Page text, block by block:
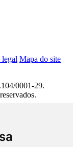
legal Mapa do site
0001-29.